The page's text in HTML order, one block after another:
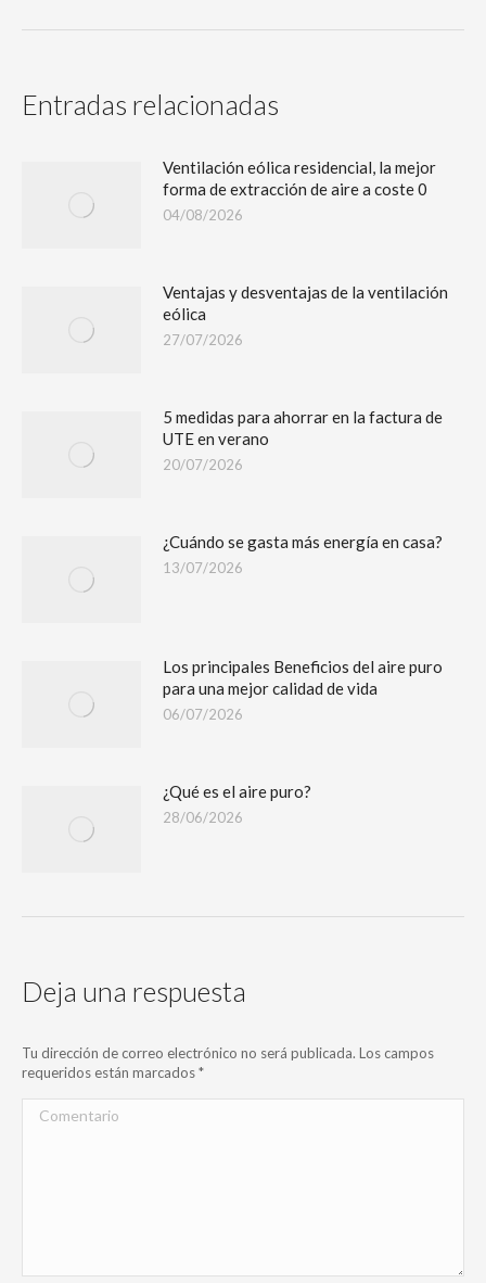
Entradas relacionadas
Ventilación eólica residencial, la mejor
forma de extracción de aire a coste 0
04/08/2026
Ventajas y desventajas de la ventilación
eólica
27/07/2026
5 medidas para ahorrar en la factura de
UTE en verano
20/07/2026
¿Cuándo se gasta más energía en casa?
13/07/2026
Los principales Beneficios del aire puro
para una mejor calidad de vida
06/07/2026
¿Qué es el aire puro?
28/06/2026
Deja una respuesta
Tu dirección de correo electrónico no será publicada. Los campos
requeridos están marcados*
Comentario